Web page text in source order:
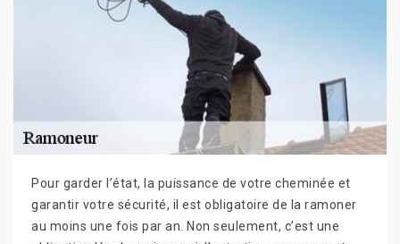
Pour garder l’état, la puissance de votre cheminée et
garantir votre sécurité, il est obligatoire de la ramoner
au moins une fois par an. Non seulement, c’est une